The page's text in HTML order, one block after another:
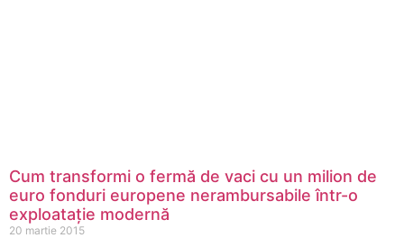
Cum transformi o fermă de vaci cu un milion de
euro fonduri europene nerambursabile într-o
exploatație modernă
20 martie 2015